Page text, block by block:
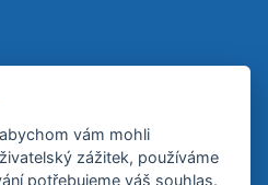
vám mohli
zážitek, používáme
potřebujeme váš souhlas.